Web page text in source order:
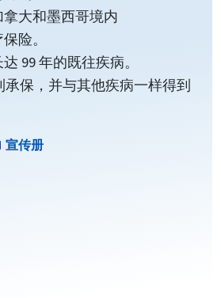
大和墨西哥境内
险。
99 年的既往疾病。
承保，并与其他疾病一样得到
宣传册